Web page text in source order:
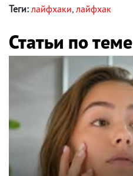
Теги: лайфхаки, лайфхак
Статьи по теме